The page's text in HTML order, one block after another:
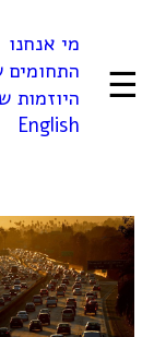
☰
מי אנחנו
התחומים
היוזמות
English